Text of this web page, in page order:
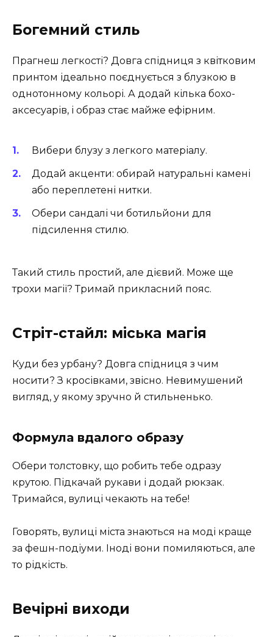
Богемний стиль
Прагнеш легкості? Довга спідниця з квітковим
принтом ідеально поєднується з блузкою в
однотонному кольорі. А додай кілька бохо-
аксесуарів, і образ стає майже ефірним.
Вибери блузу з легкого матеріалу.
Додай акценти: обирай натуральні камені
або переплетені нитки.
Обери сандалі чи ботильйони для
підсилення стилю.
Такий стиль простий, але дієвий. Може ще
трохи магії? Тримай прикласний пояс.
Стріт-стайл: міська магія
Куди без урбану? Довга спідниця з чим
носити? З кросівками, звісно. Невимушений
вигляд, у якому зручно й стильненько.
Формула вдалого образу
Обери толстовку, що робить тебе одразу
крутою. Підкачай рукави і додай рюкзак.
Тримайся, вулиці чекають на тебе!
Говорять, вулиці міста знаються на моді краще
за фешн-подіуми. Іноді вони помиляються, але
то рідкість.
Вечірні виходи